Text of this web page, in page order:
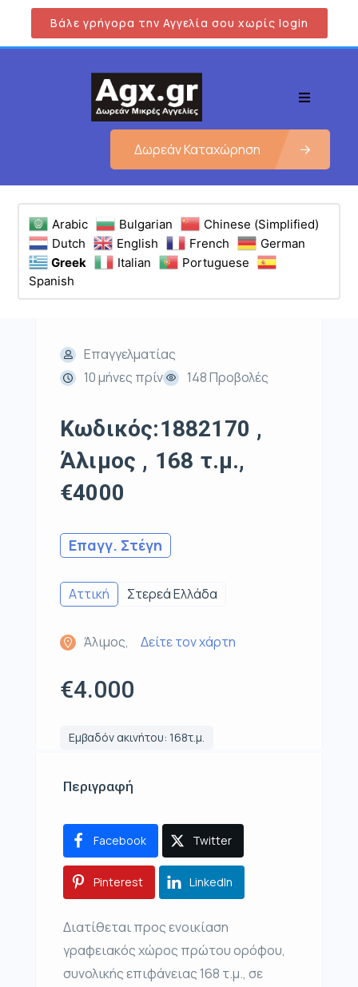
Βάλε γρήγορα την Αγγελία σου χωρίς login
Δωρεάν Καταχώρηση
Arabic Bulgarian
Chinese (Simplified)
Dutch
English French
German
Greek
Italian
Portuguese
Spanish
Επαγγελματίας
10 μήνες πρίν
148 Προβολές
Κωδικός:1882170 ,
Άλιμος , 168 τ.μ.,
€4000
Επαγγ. Στέγη
Αττική Στερεά Ελλάδα
Άλιμος, Δείτε τον χάρτη
€4.000
Εμβαδόν ακινήτου: 168τ.μ.
Περιγραφή
Facebook Twitter
Pinterest LinkedIn
Διατίθεται προς ενοικίαση
γραφειακός χώρος πρώτου ορόφου,
συνολικής επιφάνειας 168 τ.μ., σε